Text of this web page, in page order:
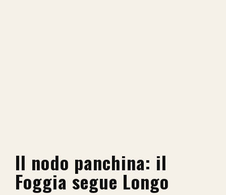
Il nodo panchina: il
Foggia segue Longo